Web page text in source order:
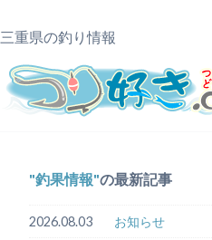
三重県の釣り情報
釣果情報 の最新記事
2026.08.03 お知らせ